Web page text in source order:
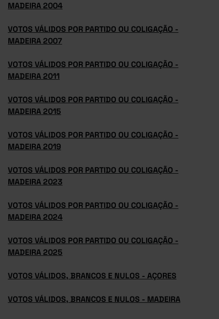
MADEIRA 2004
VOTOS VÁLIDOS POR PARTIDO OU COLIGAÇÃO -
MADEIRA 2007
VOTOS VÁLIDOS POR PARTIDO OU COLIGAÇÃO -
MADEIRA 2011
VOTOS VÁLIDOS POR PARTIDO OU COLIGAÇÃO -
MADEIRA 2015
VOTOS VÁLIDOS POR PARTIDO OU COLIGAÇÃO -
MADEIRA 2019
VOTOS VÁLIDOS POR PARTIDO OU COLIGAÇÃO -
MADEIRA 2023
VOTOS VÁLIDOS POR PARTIDO OU COLIGAÇÃO -
MADEIRA 2024
VOTOS VÁLIDOS POR PARTIDO OU COLIGAÇÃO -
MADEIRA 2025
VOTOS VÁLIDOS, BRANCOS E NULOS - AÇORES
VOTOS VÁLIDOS, BRANCOS E NULOS - MADEIRA